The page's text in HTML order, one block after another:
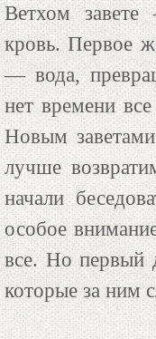
Ветхом
кровь. Первое
— вода,
нет времени
Новым
лучше
начали
особое
все. Но первый
которые за ним